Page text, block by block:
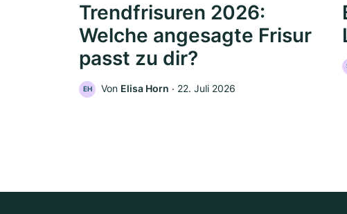
Trendfrisuren 2026:
Welche angesagte Frisur
passt zu dir?
EH Von Elisa Horn ‧ 22. Juli 2026